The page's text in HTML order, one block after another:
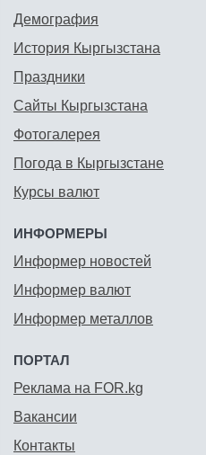
Демография
История Кыргызстана
Праздники
Сайты Кыргызстана
Фотогалерея
Погода в Кыргызстане
Курсы валют
ИНФОРМЕРЫ
Информер новостей
Информер валют
Информер металлов
ПОРТАЛ
Реклама на FOR.kg
Вакансии
Контакты